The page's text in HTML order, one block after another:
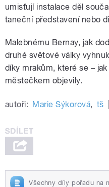
umisťují instalace děl
taneční představení nebo
Malebnému Bernay, jak
druhé světové války
díky mrakům, které se –
městečkem objevily.
autoři: Marie Sýkorová, tš
Všechny díly pořadu na